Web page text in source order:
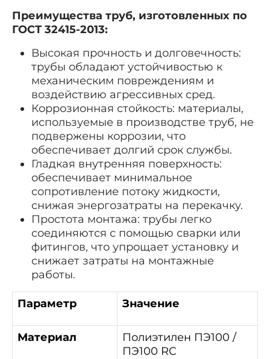
Преимущества труб, изготовленных по
ГОСТ 32415-2013:
Высокая прочность и долговечность:
трубы обладают устойчивостью к
механическим повреждениям и
воздействию агрессивных сред.
Коррозионная стойкость: материалы,
используемые в производстве труб, не
подвержены коррозии, что
обеспечивает долгий срок службы.
Гладкая внутренняя поверхность:
обеспечивает минимальное
сопротивление потоку жидкости,
снижая энергозатраты на перекачку.
Простота монтажа: трубы легко
соединяются с помощью сварки или
фитингов, что упрощает установку и
снижает затраты на монтажные
работы.
Параметр Значение
Материал
Полиэтилен ПЭ100 /
ПЭ100 RC